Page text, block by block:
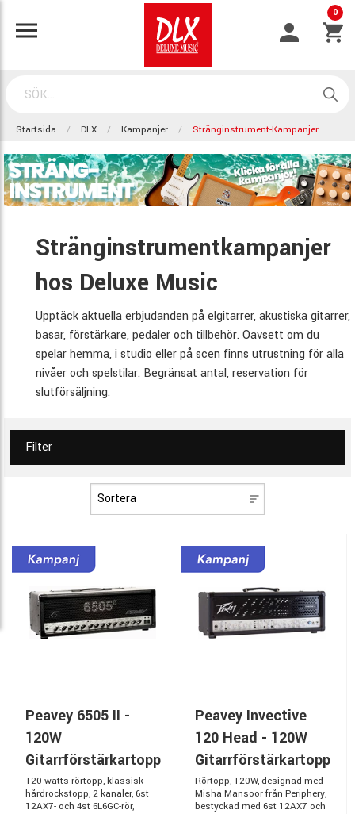
0
Startsida DLX Kampanjer Stränginstrument-Kampanjer
Stränginstrumentkampanjer
hos Deluxe Music
Upptäck aktuella erbjudanden på elgitarrer, akustiska gitarrer,
basar, förstärkare, pedaler och tillbehör. Oavsett om du
spelar hemma, i studio eller på scen finns utrustning för alla
nivåer och spelstilar. Begränsat antal, reservation för
slutförsäljning.
Filter
Peavey 6505 II -
120W
Gitarrförstärkartopp
120 watts rörtopp, klassisk
hårdrockstopp, 2 kanaler, 6st
12AX7- och 4st 6L6GC-rör,
Peavey Invective
120 Head - 120W
Gitarrförstärkartopp
Rörtopp, 120W, designad med
Misha Mansoor från Periphery,
bestyckad med 6st 12AX7 och